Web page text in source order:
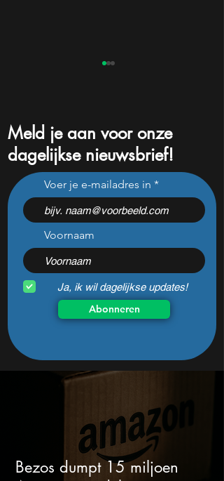
Wat zeggen de cijfers van
Sandisk, Western Digital
en de AI-Infrastructuur
aandelen mij werkelijk
Meld je aan voor onze
dagelijkse nieuwsbrief!
Voer je e-mailadres in
Voornaam
Ja, ik wil dagelijkse updates!
Abonneren
Bezos dumpt 15 miljoen